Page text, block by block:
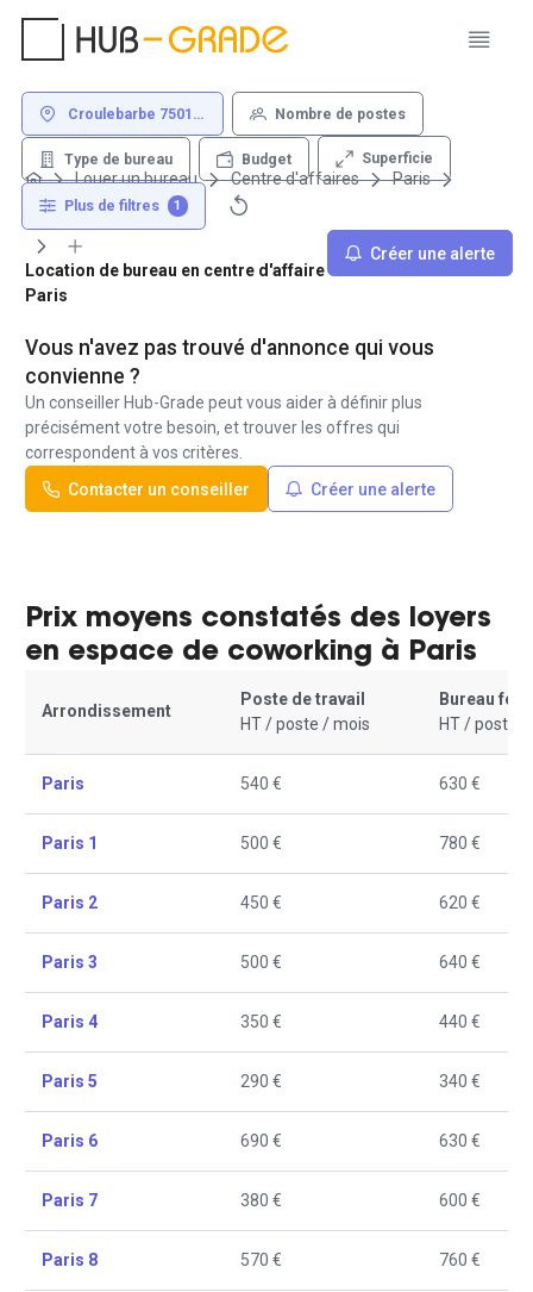
Croulebarbe 75013
Nombre de postes
Type de bureau Budget Superficie
Plus de filtres 1
Créer une alerte
Louer un bureau Centre d'affaires
Paris
75013
Croulebarbe
Location de bureau en centre d'affaire - Croulebarbe 75013
Paris
Vous n'avez pas trouvé d'annonce qui vous
convienne ?
Un conseiller Hub-Grade peut vous aider à définir plus
précisément votre besoin, et trouver les offres qui
correspondent à vos critères.
Contacter un conseiller
Créer une alerte
Prix moyens constatés des loyers
en espace de coworking à Paris
Arrondissement
Poste de travail
HT / poste / mois
Bureau
HT / poste /
Paris 540 € 630 €
Paris 1 500 € 780 €
Paris 2 450 € 620 €
Paris 3 500 € 640 €
Paris 4 350 € 440 €
Paris 5 290 € 340 €
Paris 6 690 € 630 €
Paris 7 380 € 600 €
Paris 8 570 € 760 €